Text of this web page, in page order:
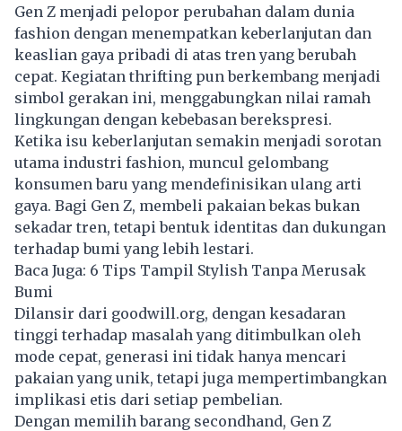
Gen Z menjadi pelopor perubahan dalam dunia
fashion dengan menempatkan keberlanjutan dan
keaslian gaya pribadi di atas tren yang berubah
cepat. Kegiatan thrifting pun berkembang menjadi
simbol gerakan ini, menggabungkan nilai ramah
lingkungan dengan kebebasan berekspresi.
Ketika isu keberlanjutan semakin menjadi sorotan
utama industri fashion, muncul gelombang
konsumen baru yang mendefinisikan ulang arti
gaya. Bagi Gen Z, membeli pakaian bekas bukan
sekadar tren, tetapi bentuk identitas dan dukungan
terhadap bumi yang lebih lestari.
Baca Juga: 6 Tips Tampil Stylish Tanpa Merusak
Bumi
Dilansir dari goodwill.org, dengan kesadaran
tinggi terhadap masalah yang ditimbulkan oleh
mode cepat, generasi ini tidak hanya mencari
pakaian yang unik, tetapi juga mempertimbangkan
implikasi etis dari setiap pembelian.
Dengan memilih barang secondhand, Gen Z